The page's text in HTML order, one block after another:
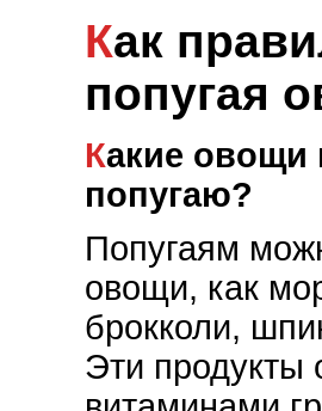
Как правильно кормить
попугая
Какие овощи можно давать
попугаю?
Попугаям
овощи, как
брокколи,
Эти продукты